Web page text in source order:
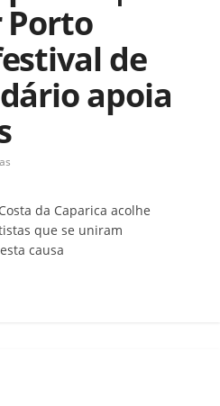
Porto
de
apoia
da Caparica acolhe
que se uniram
causa